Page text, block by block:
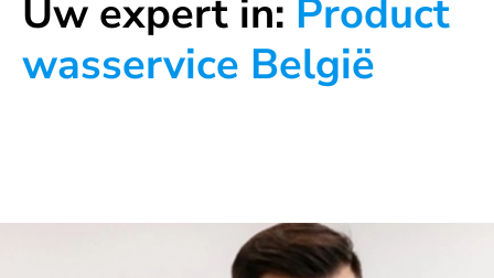
Uw expert in: Product
wasservice België